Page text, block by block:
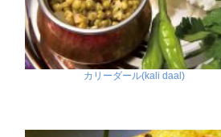
カリーダール(kali daal)